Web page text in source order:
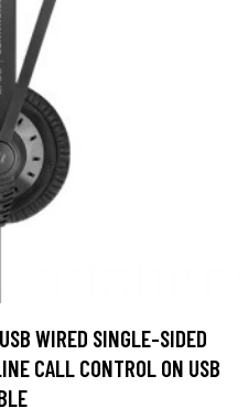
WIRED SINGLE-SIDED
CALL CONTROL ON USB